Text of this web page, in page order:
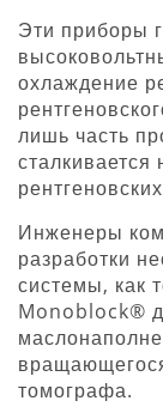
Эти приборы
охлаждение
лишь часть
сталкивается
Инженеры
разработки
системы, как
Monoblock®
томографа.